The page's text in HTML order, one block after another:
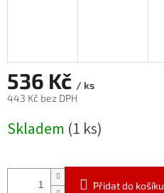
536 Kč / ks
443 Kč bez DPH
cena:
Skladem (1 ks)
Přidat do košíku